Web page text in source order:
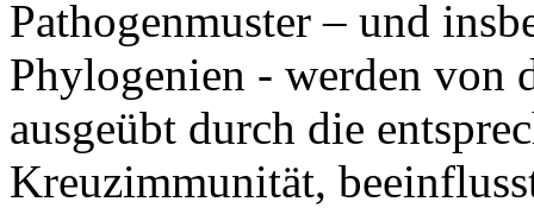
Pathogenmuster – und
Phylogenien - werden von
ausgeübt durch die
Kreuzimmunität,